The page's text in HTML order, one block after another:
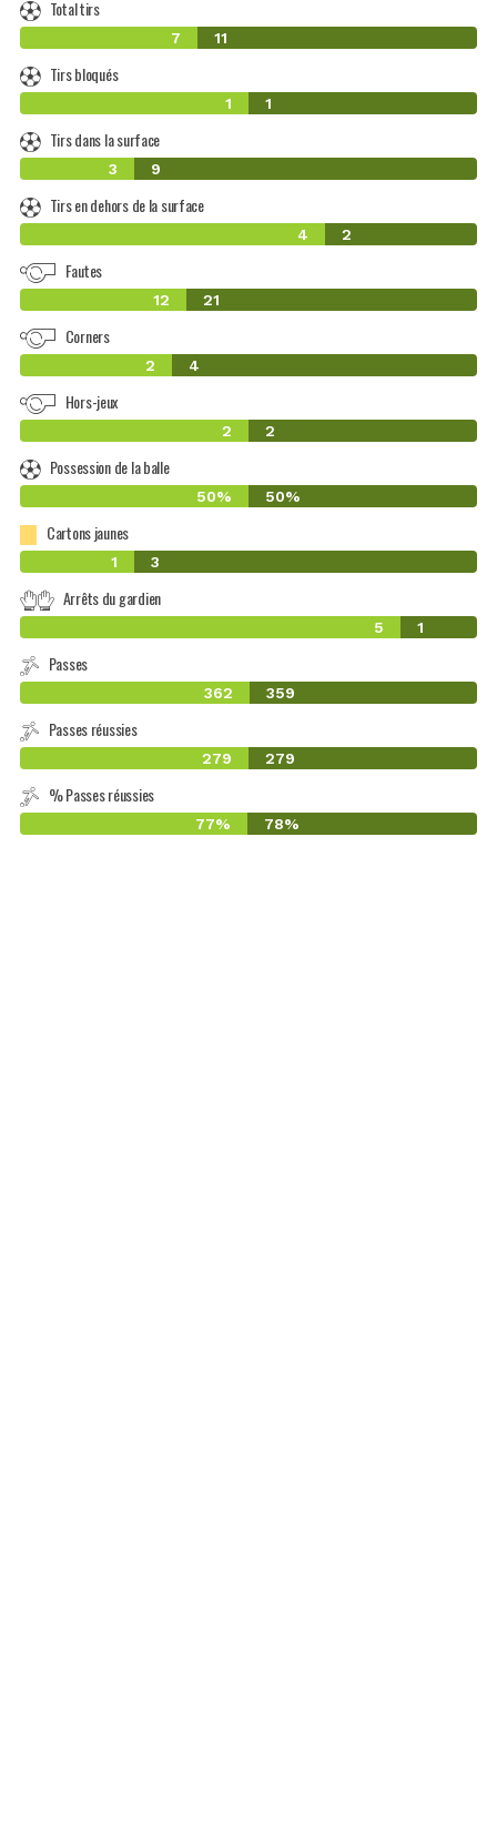
Total tirs
7 11
Tirs bloqués
1 1
Tirs dans la surface
3 9
Tirs en dehors de la surface
4 2
Fautes
12 21
Corners
2 4
Hors-jeux
2 2
Possession de la balle
50% 50%
Cartons jaunes
1 3
Arrêts du gardien
5 1
Passes
362 359
Passes réussies
279 279
% Passes réussies
77% 78%